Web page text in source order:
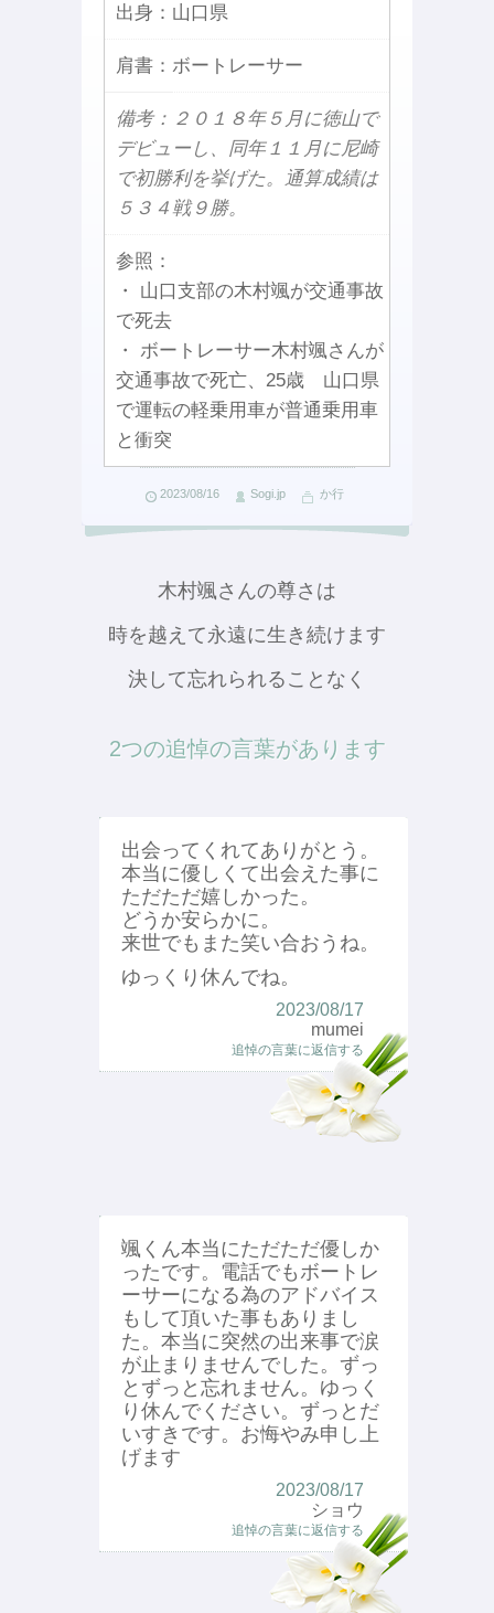
出身： 山口県
肩書： ボートレーサー
備考：２０１８年５月に徳山で
デビューし、同年１１月に尼崎
で初勝利を挙げた。通算成績は
５３４戦９勝。
参照：
・ 山口支部の木村颯が交通事故
で死去
・ ボートレーサー木村颯さんが
交通事故で死亡、25歳 山口県
で運転の軽乗用車が普通乗用車
と衝突
2023/08/16 Sogi.jp か行
木村颯さんの尊さは
時を越えて永遠に生き続けます
決して忘れられることなく
2つの追悼の言葉があります
出会ってくれてありがとう。
本当に優しくて出会えた事に
ただただ嬉しかった。
どうか安らかに。
来世でもまた笑い合おうね。
ゆっくり休んでね。
2023/08/17
mumei
追悼の言葉に返信する
颯くん本当にただただ優しか
ったです。電話でもボートレ
ーサーになる為のアドバイス
もして頂いた事もありまし
た。本当に突然の出来事で涙
が止まりませんでした。ずっ
とずっと忘れません。ゆっく
り休んでください。ずっとだ
いすきです。お悔やみ申し上
げます
2023/08/17
ショウ
追悼の言葉に返信する